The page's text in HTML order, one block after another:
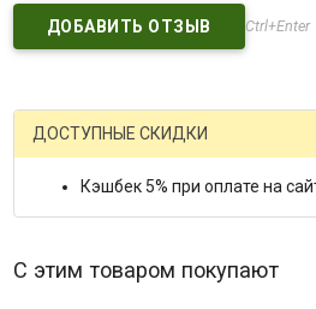
Ctrl+Enter
ДОСТУПНЫЕ СКИДКИ
Кэшбек 5% при оплате на
С этим товаром покупают